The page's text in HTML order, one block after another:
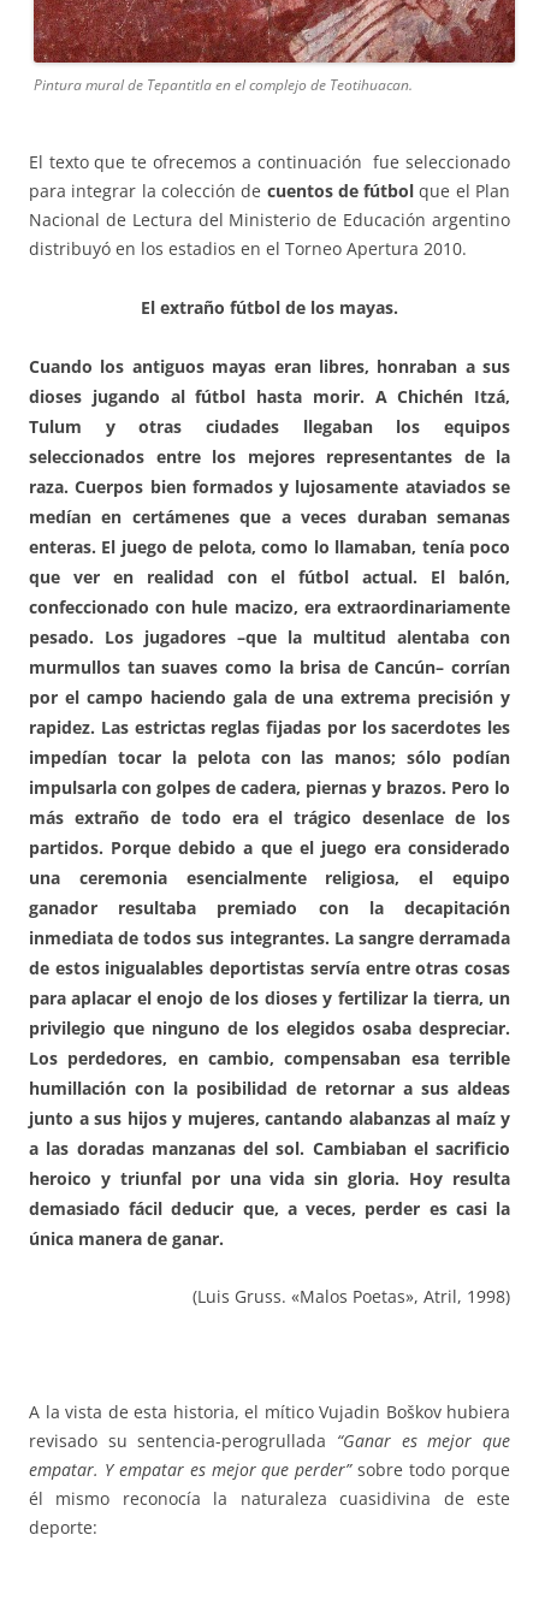
Pintura mural de Tepantitla en el complejo de Teotihuacan.
El texto que te ofrecemos a continuación fue seleccionado
para integrar la colección de cuentos de fútbol que el Plan
Nacional de Lectura del Ministerio de Educación argentino
distribuyó en los estadios en el Torneo Apertura 2010.
El extraño fútbol de los mayas.
Cuando los antiguos mayas eran libres, honraban a sus
dioses jugando al fútbol hasta morir. A Chichén Itzá,
Tulum y otras ciudades llegaban los equipos
seleccionados entre los mejores representantes de la
raza. Cuerpos bien formados y lujosamente ataviados se
medían en certámenes que a veces duraban semanas
enteras. El juego de pelota, como lo llamaban, tenía poco
que ver en realidad con el fútbol actual. El balón,
confeccionado con hule macizo, era extraordinariamente
pesado. Los jugadores –que la multitud alentaba con
murmullos tan suaves como la brisa de Cancún– corrían
por el campo haciendo gala de una extrema precisión y
rapidez. Las estrictas reglas fijadas por los sacerdotes les
impedían tocar la pelota con las manos; sólo podían
impulsarla con golpes de cadera, piernas y brazos. Pero lo
más extraño de todo era el trágico desenlace de los
partidos. Porque debido a que el juego era considerado
una ceremonia esencialmente religiosa, el equipo
ganador resultaba premiado con la decapitación
inmediata de todos sus integrantes. La sangre derramada
de estos inigualables deportistas servía entre otras cosas
para aplacar el enojo de los dioses y fertilizar la tierra, un
privilegio que ninguno de los elegidos osaba despreciar.
Los perdedores, en cambio, compensaban esa terrible
humillación con la posibilidad de retornar a sus aldeas
junto a sus hijos y mujeres, cantando alabanzas al maíz y
a las doradas manzanas del sol. Cambiaban el sacrificio
heroico y triunfal por una vida sin gloria. Hoy resulta
demasiado fácil deducir que, a veces, perder es casi la
única manera de ganar.
(Luis Gruss. «Malos Poetas», Atril, 1998)
A la vista de esta historia, el mítico Vujadin Boškov hubiera
revisado su sentencia-perogrullada “Ganar es mejor que
empatar. Y empatar es mejor que perder”sobre todo porque
él mismo reconocía la naturaleza cuasidivina de este
deporte: